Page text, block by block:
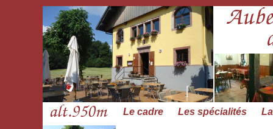
Le cadre Les spécialités